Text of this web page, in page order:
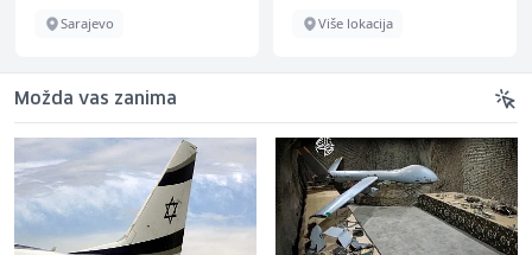
Sarajevo Više lokacija
Možda vas zanima